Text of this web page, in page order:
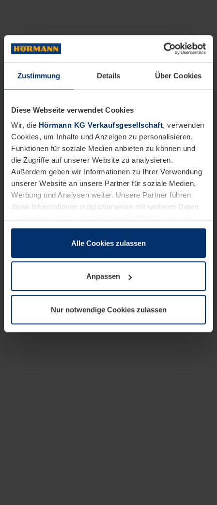
Zustimmung Details Über Cookies
Diese Webseite verwendet Cookies
Wir, die Hörmann KG Verkaufsgesellschaft, verwenden
Cookies, um Inhalte und Anzeigen zu personalisieren,
Funktionen für soziale Medien anbieten zu können und
die Zugriffe auf unserer Website zu analysieren.
Außerdem geben wir Informationen zu Ihrer Verwendung
unserer Website an unsere Partner für soziale Medien,
Werbung und Analysen weiter. Unsere Partner führen
diese Informationen möglicherweise mit weiteren Daten
sie im Rahmen Ihrer Nutzung der Dienste gesammelt
wenn diese für den Betrieb dieser Seite unbedingt
notwendig sind. Für alle anderen Cookie-Typen benötigen
wir Ihre Erlaubnis. Ihre Einwilligung können Sie jederzeit
Datenschutzerklärungunserer Website ändern oder
widerrufen.
Alle Cookies zulassen
Anpassen
Nur notwendige Cookies zulassen